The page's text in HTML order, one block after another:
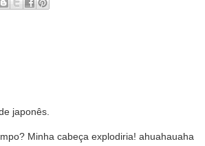
japonês.
Minha cabeça explodiria! ahuahauaha